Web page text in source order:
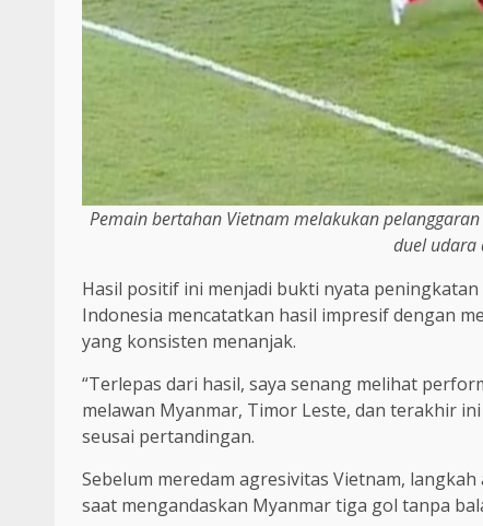
Pemain bertahan Vietnam melakukan
duel udara
Hasil positif ini menjadi bukti nyata
Indonesia mencatatkan hasil impresif dengan
yang konsisten menanjak.
“Terlepas dari hasil, saya senang melihat
melawan Myanmar, Timor Leste, dan terakhir
seusai pertandingan.
Sebelum meredam agresivitas Vietnam,
saat mengandaskan Myanmar tiga gol tanpa